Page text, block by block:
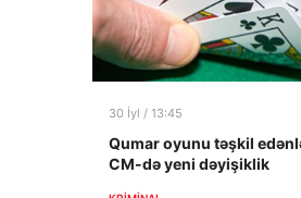
30 İyl / 13:45
Qumar oyunu təşkil
CM-də yeni dəyişiklik